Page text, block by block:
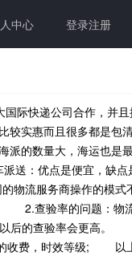
中心 登录注册
际快递公司合作，
实惠而且很多都是
海派的数量大，海
优点是便宜，缺点
商操作的模式不同
2.查验率的问题：物
以后的查验率会更
收费，时效等级; 以